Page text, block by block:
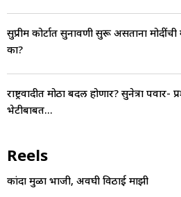
सुप्रीम कोर्टात सुनावणी सुरू असताना मोदींची
का?
राष्ट्रवादीत मोठा बदल होणार? सुनेत्रा पवार-
भेटीबाबत...
Reels
कांदा मुळा भाजी, अवघी विठाई माझी